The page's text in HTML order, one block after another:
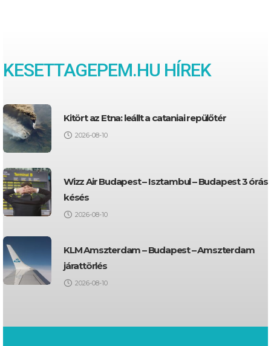
KESETTAGEPEM.HU HÍREK
Kitört az Etna: leállt a cataniai repülőtér
2026-08-10
Wizz Air Budapest – Isztambul – Budapest 3 órás
késés
2026-08-10
KLM Amszterdam – Budapest – Amszterdam
járattörlés
2026-08-10